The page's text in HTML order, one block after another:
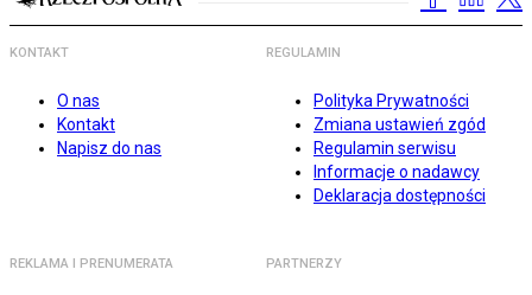
KONTAKT
O nas
Kontakt
Napisz do nas
REGULAMIN
Polityka Prywatności
Zmiana ustawień zgód
Regulamin serwisu
Informacje o nadawcy
Deklaracja dostępności
REKLAMA I PRENUMERATA PARTNERZY